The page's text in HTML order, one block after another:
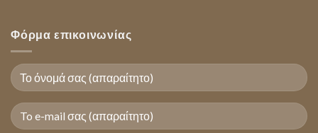
Φόρμα επικοινωνίας